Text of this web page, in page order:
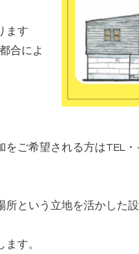
ます
合によ
ご希望される方はTEL
という立地を活かした
す。